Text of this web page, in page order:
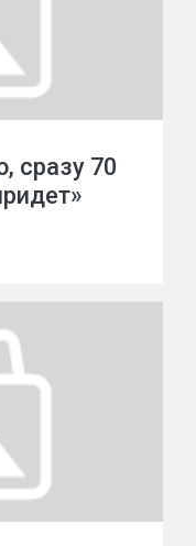
сразу 70